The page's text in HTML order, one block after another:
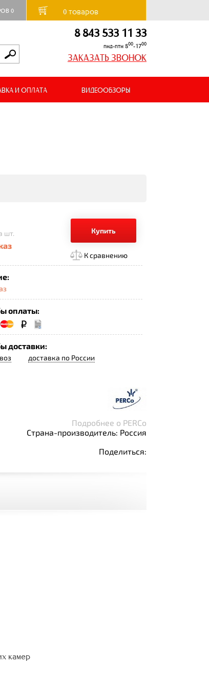
0 0товаров
8 843 533 11 33
пнд-птн 800-1700
ЗАКАЗАТЬ ЗВОНОК
И ОПЛАТА ВИДЕООБЗОРЫ
Купить
шт.
К сравнению
оплаты:
доставки:
доставка по России
Подробнее о PERCo
Страна-производитель: Россия
Поделиться:
камер